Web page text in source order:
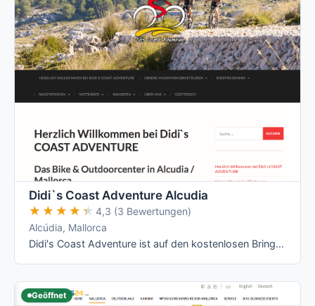
Didi`s Coast Adventure Alcudia
★★★★★
★★★★★ 4,3 (3 Bewertungen)
Alcúdia, Mallorca
Didi's Coast Adventure ist auf den kostenlosen Bring- und Abholservice zu Hotel, Ferienwohnung oder Finca ausgelegt, nicht auf …
Geöffnet